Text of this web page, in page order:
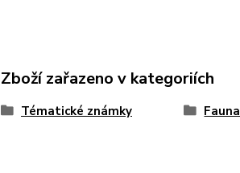
Zboží zařazeno v kategoriích
Tématické známky Fauna